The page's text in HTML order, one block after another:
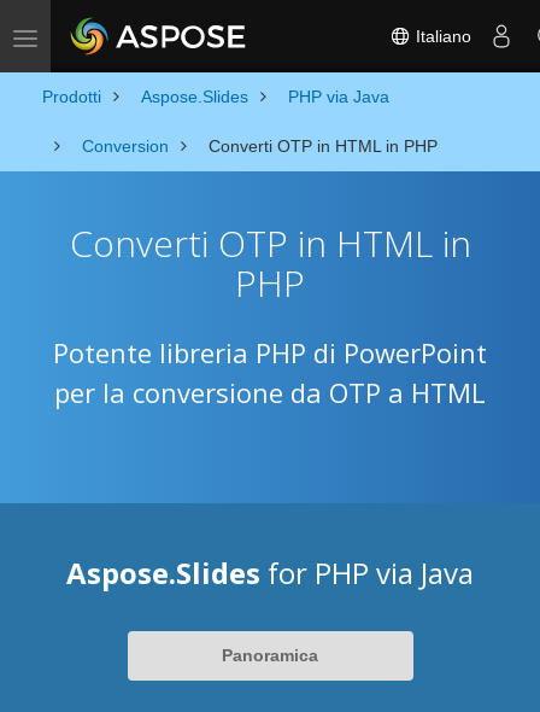
Toggle navigation Italiano
Prodotti Aspose.Slides PHP via Java
Conversion Converti OTP in HTML in PHP
Converti OTP in HTML in
PHP
Potente libreria PHP di PowerPoint
per la conversione da OTP a HTML
Aspose.Slides for PHP via Java
Panoramica